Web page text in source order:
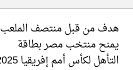
هدف من قبل منتصف الملعب
يمنح منتخب مصر بطاقة
التأهل لكأس أمم إفريقيا 2025